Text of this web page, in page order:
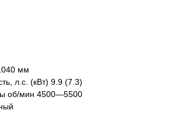
мм
л.с. (кВт) 9.9 (7.3)
об/мин 4500—5500